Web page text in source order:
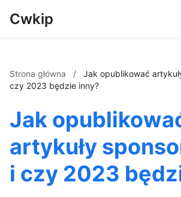
Cwkip
Strona główna /
Jak opublikować
czy 2023 będzie inny?
Jak
artykuły
i czy 2023